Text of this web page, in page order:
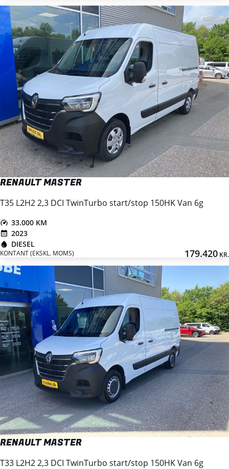
RENAULT MASTER
T35 L2H2 2,3 DCI TwinTurbo start/stop 150HK Van 6g
33.000 KM
2023
DIESEL
KONTANT (EKSKL. MOMS) 179.420 KR.
RENAULT MASTER
T33 L2H2 2,3 DCI TwinTurbo start/stop 150HK Van 6g